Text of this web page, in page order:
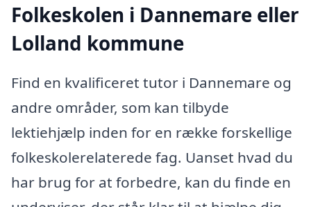
Folkeskolen i Dannemare eller
Lolland kommune
Find en kvalificeret tutor i Dannemare og
andre områder, som kan tilbyde
lektiehjælp inden for en række forskellige
folkeskolerelaterede fag. Uanset hvad du
har brug for at forbedre, kan du finde en